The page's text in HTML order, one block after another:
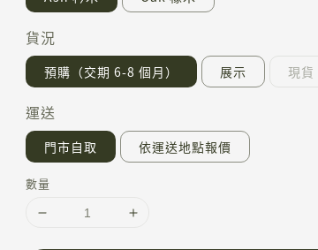
貨況
預購（交期 6-8 個月） 展示 現貨
運送
門市自取 依運送地點報價
數量